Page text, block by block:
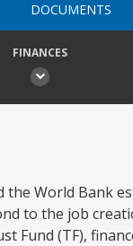
DOCUMENTS
FINANCES
World Bank
to the job
Fund (TF),